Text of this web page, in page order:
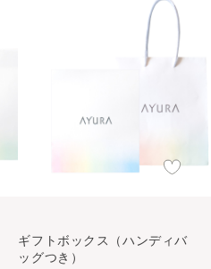
ギフトボックス（ハンディバ
ッグつき）